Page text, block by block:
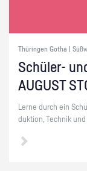
Thüringen Gotha |
Schü­ler-
AU­GUST
Lerne durch ein
duk­ti­on, Tech­nik